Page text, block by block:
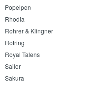
Popelpen
Rhodia
Rohrer & Klingner
Rotring
Royal Talens
Sailor
Sakura